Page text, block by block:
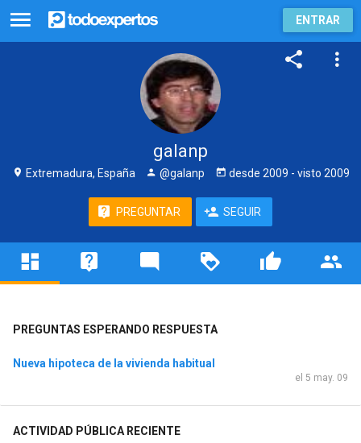
ENTRAR
galanp
Extremadura, España @galanp desde 2009 - visto 2009
PREGUNTAR SEGUIR
PREGUNTAS ESPERANDO RESPUESTA
Nueva hipoteca de la vivienda habitual
el 5 may. 09
ACTIVIDAD PÚBLICA RECIENTE